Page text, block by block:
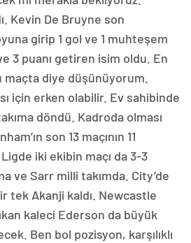
Kevin De Bruyne son
girip 1 gol ve 1 muhteşem
3 puanı getiren isim oldu. En
maçta diye düşünüyorum.
için erken olabilir. Ev sahibinde
döndü. Kadroda olması
son 13 maçının 11
iki ekibin maçı da 3-3
ve Sarr milli takımda. City’de
tek Akanji kaldı. Newcastle
kaleci Ederson da büyük
Ben bol pozisyon, karşılıklı